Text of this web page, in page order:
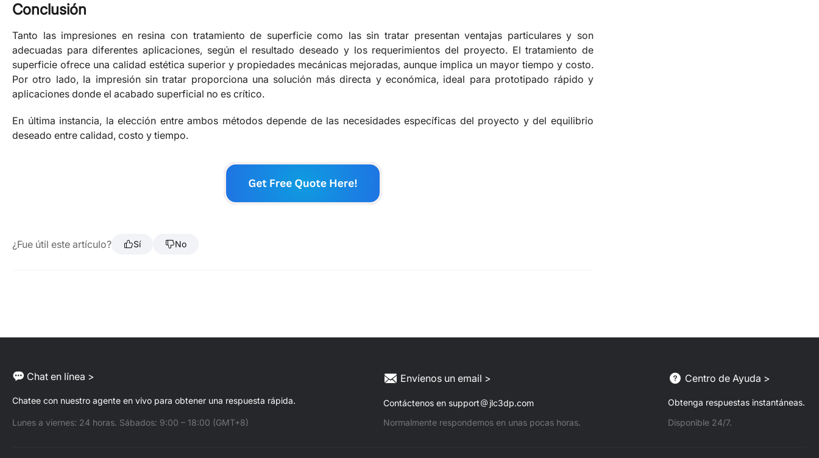
Conclusión
Tanto las impresiones en resina con tratamiento de superficie como las sin tratar presentan ventajas particulares y son
adecuadas para diferentes aplicaciones, según el resultado deseado y los requerimientos del proyecto. El tratamiento de
superficie ofrece una calidad estética superior y propiedades mecánicas mejoradas, aunque implica un mayor tiempo y costo.
Por otro lado, la impresión sin tratar proporciona una solución más directa y económica, ideal para prototipado rápido y
aplicaciones donde el acabado superficial no es crítico.
En última instancia, la elección entre ambos métodos depende de las necesidades específicas del proyecto y del equilibrio
deseado entre calidad, costo y tiempo.
¿Fue útil este artículo? Sí No
Chat en línea >
Chatee con nuestro agente en vivo para obtener una respuesta rápida.
Lunes a viernes: 24 horas. Sábados: 9:00 – 18:00 (GMT+8)
Envíenos un email >
Contáctenos en support
jlc3dp.com
Normalmente respondemos en unas pocas horas.
Centro de Ayuda >
Obtenga respuestas instantáneas.
Disponible 24/7.